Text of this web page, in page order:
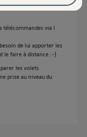
télécommandes via l
de lui apporter les
le faire à distance :-)
les volets
prise au niveau du